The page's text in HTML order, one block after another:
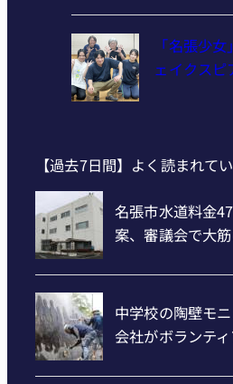
「名張少
ェイクス
【過去7日間】よく読まれて